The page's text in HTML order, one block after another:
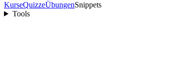
KurseQuizzeÜbungenSnippets
Tools